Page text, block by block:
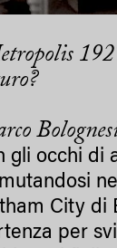
gli occhi di
City di
per